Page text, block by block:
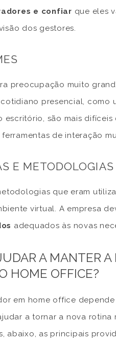
e confiar que eles
dos gestores.
preocupação muito
presencial, como
são mais
ferramentas de interação
E
que eram
virtual. A empresa
adequados às novas
A MANTER
HOME OFFICE?
em home office
a tornar a nova
abaixo, as principais